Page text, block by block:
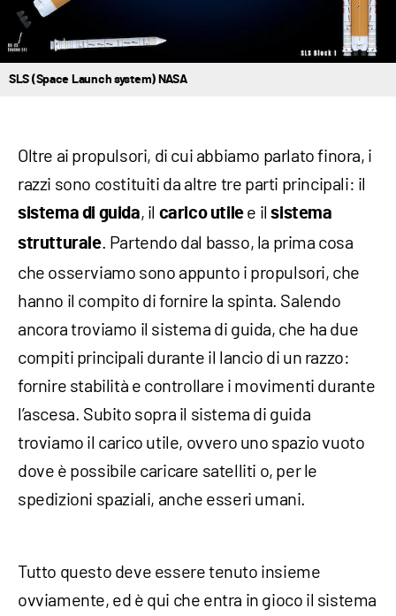
SLS (Space Launch system) NASA
Oltre ai propulsori, di cui abbiamo parlato finora, i
razzi sono costituiti da altre tre parti principali: il
sistema di guida, il carico utilee ilsistema
strutturale. Partendo dal basso, la prima cosa
che osserviamo sono appunto i propulsori, che
hanno il compito di fornire la spinta. Salendo
ancora troviamo il sistema di guida, che ha due
compiti principali durante il lancio di un razzo:
fornire stabilità e controllare i movimenti durante
l’ascesa. Subito sopra il sistema di guida
troviamo il carico utile, ovvero uno spazio vuoto
dove è possibile caricare satelliti o, per le
spedizioni spaziali, anche esseri umani.
Tutto questo deve essere tenuto insieme
ovviamente, ed è qui che entra in gioco il sistema